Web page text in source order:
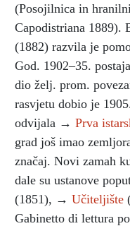
(Posojilnica in
Capodistriana 1889).
(1882) razvila je
God. 1902–35.
dio želj. prom.
rasvjetu dobio je
odvijala → Prva
grad još imao
značaj. Novi zamah
dale su ustanove
(1851), → Učiteljište
Gabinetto di lettura